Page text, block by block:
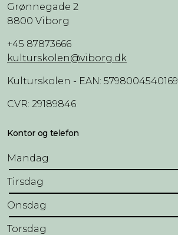
Grønnegade 2
8800 Viborg
+45 87873666
kulturskolen@viborg.dk
Kulturskolen - EAN: 5798004540169
CVR: 29189846
Kontor og telefon
Mandag
Tirsdag
Onsdag
Torsdag